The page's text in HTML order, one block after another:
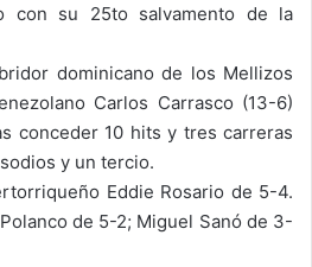
con su 25to salvamento de la
dominicano de los Mellizos
Carlos Carrasco (13-6)
conceder 10 hits y tres carreras
y un tercio.
Eddie Rosario de 5-4.
de 5-2; Miguel Sanó de 3-